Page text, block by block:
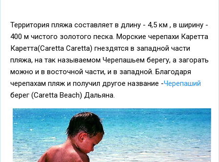
Территория пляжа составляет в длину - 4,5 км , в ширину -
400 м чистого золотого песка. Морские черепахи Каретта
Каретта(Caretta Caretta) гнездятся в западной части
пляжа, на так называемом Черепашьем берегу, а загорать
можно и в восточной части, и в западной. Благодаря
черепахам пляж и получил другое название -Черепаший
берег (Caretta Beach) Дальяна.